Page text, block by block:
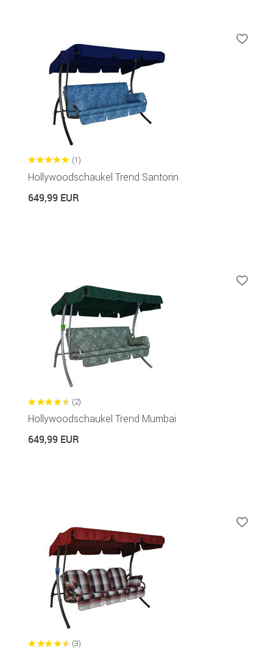
(1)
Hollywoodschaukel Trend Santorin
649,99 EUR
(2)
Hollywoodschaukel Trend Mumbai
649,99 EUR
(3)